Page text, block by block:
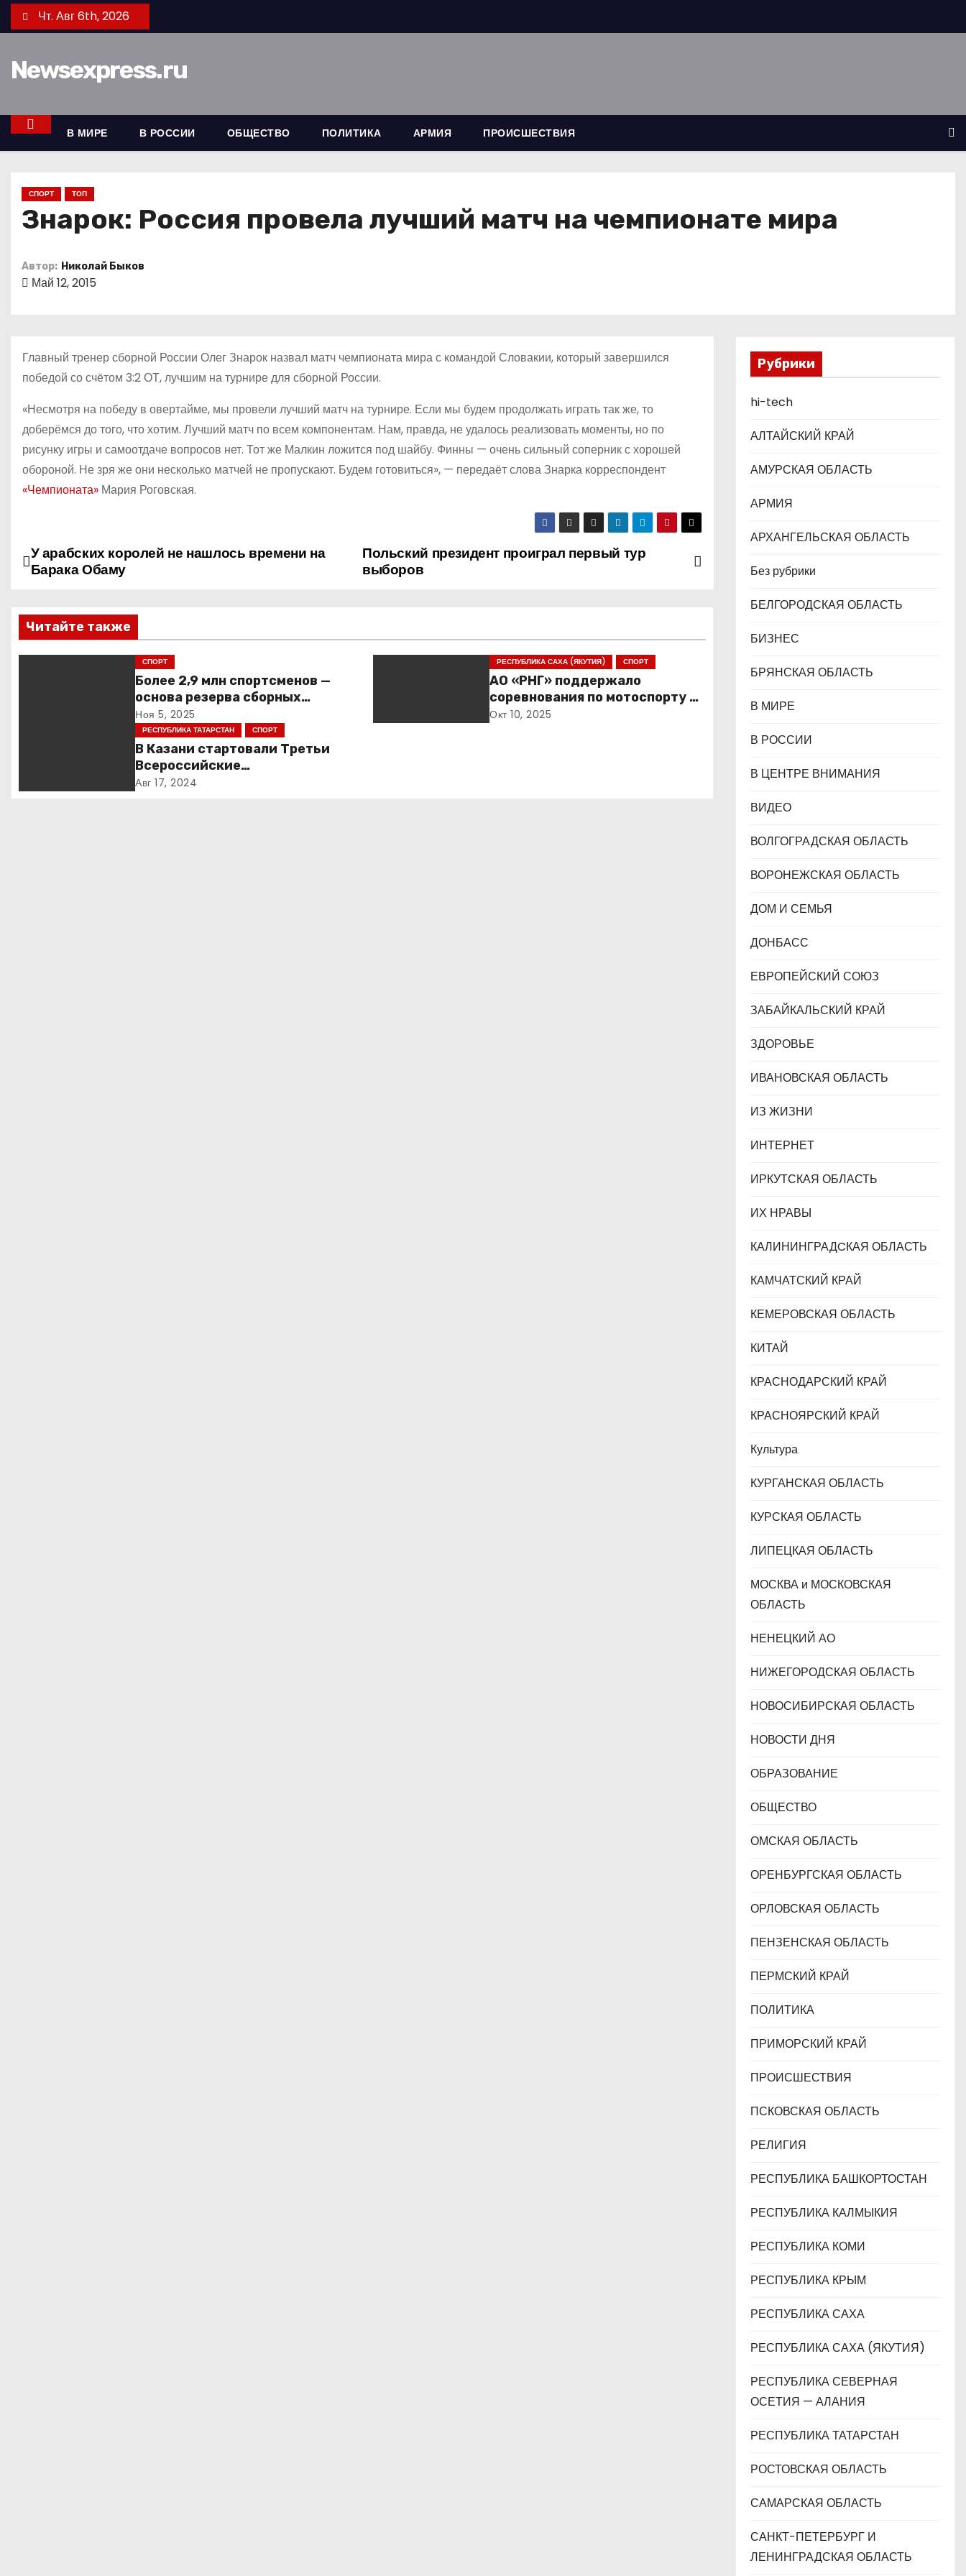
е
к
Чт. Авг 6th, 2026
Newsexpress.ru
В МИРЕ В РОССИИ ОБЩЕСТВО ПОЛИТИКА АРМИЯ ПРОИСШЕСТВИЯ
СПОРТ ТОП
Знарок: Россия провела лучший матч на чемпионате мира
Автор: Николай Быков
Май 12, 2015
Главный тренер сборной России Олег Знарок назвал матч чемпионата мира с командой Словакии, который завершился
победой со счётом 3:2 ОТ, лучшим на турнире для сборной России.
«Несмотря на победу в овертайме, мы провели лучший матч на турнире. Если мы будем продолжать играть так же, то
доберёмся до того, что хотим. Лучший матч по всем компонентам. Нам, правда, не удалось реализовать моменты, но по
рисунку игры и самоотдаче вопросов нет. Тот же Малкин ложится под шайбу. Финны — очень сильный соперник с хорошей
обороной. Не зря же они несколько матчей не пропускают. Будем готовиться», — передаёт слова Знарка корреспондент
«Чемпионата» Мария Роговская.
Н
в
и
я
Польский президент проиграл первый тур
выборов
У арабских королей не нашлось времени на
Барака Обаму
Читайте также
СПОРТ
Более 2,9 млн спортсменов —
основа резерва сборных
России
Ноя 5, 2025
РЕСПУБЛИКА САХА (ЯКУТИЯ) СПОРТ
АО «РНГ» поддержало
соревнования по мотоспорту в
Якутии
Окт 10, 2025
РЕСПУБЛИКА ТАТАРСТАН СПОРТ
В Казани стартовали Третьи
Всероссийские
Трансплантационные Игры
Авг 17, 2024
Рубрики
hi-tech
АЛТАЙСКИЙ КРАЙ
АМУРСКАЯ ОБЛАСТЬ
АРМИЯ
АРХАНГЕЛЬСКАЯ ОБЛАСТЬ
Без рубрики
БЕЛГОРОДСКАЯ ОБЛАСТЬ
БИЗНЕС
БРЯНСКАЯ ОБЛАСТЬ
В МИРЕ
В РОССИИ
В ЦЕНТРЕ ВНИМАНИЯ
ВИДЕО
ВОЛГОГРАДСКАЯ ОБЛАСТЬ
ВОРОНЕЖСКАЯ ОБЛАСТЬ
ДОМ И СЕМЬЯ
ДОНБАСС
ЕВРОПЕЙСКИЙ СОЮЗ
ЗАБАЙКАЛЬСКИЙ КРАЙ
ЗДОРОВЬЕ
ИВАНОВСКАЯ ОБЛАСТЬ
ИЗ ЖИЗНИ
ИНТЕРНЕТ
ИРКУТСКАЯ ОБЛАСТЬ
ИХ НРАВЫ
КАЛИНИНГРАДCКАЯ ОБЛАСТЬ
КАМЧАТСКИЙ КРАЙ
КЕМЕРОВСКАЯ ОБЛАСТЬ
КИТАЙ
КРАСНОДАРСКИЙ КРАЙ
КРАСНОЯРСКИЙ КРАЙ
Культура
КУРГАНСКАЯ ОБЛАСТЬ
КУРСКАЯ ОБЛАСТЬ
ЛИПЕЦКАЯ ОБЛАСТЬ
МОСКВА и МОСКОВСКАЯ
ОБЛАСТЬ
НЕНЕЦКИЙ АО
НИЖЕГОРОДСКАЯ ОБЛАСТЬ
НОВОСИБИРСКАЯ ОБЛАСТЬ
НОВОСТИ ДНЯ
ОБРАЗОВАНИЕ
ОБЩЕСТВО
ОМСКАЯ ОБЛАСТЬ
ОРЕНБУРГСКАЯ ОБЛАСТЬ
ОРЛОВСКАЯ ОБЛАСТЬ
ПЕНЗЕНСКАЯ ОБЛАСТЬ
ПЕРМСКИЙ КРАЙ
ПОЛИТИКА
ПРИМОРСКИЙ КРАЙ
ПРОИСШЕСТВИЯ
ПСКОВСКАЯ ОБЛАСТЬ
РЕЛИГИЯ
РЕСПУБЛИКА БАШКОРТОСТАН
РЕСПУБЛИКА КАЛМЫКИЯ
РЕСПУБЛИКА КОМИ
РЕСПУБЛИКА КРЫМ
РЕСПУБЛИКА САХА
РЕСПУБЛИКА САХА (ЯКУТИЯ)
РЕСПУБЛИКА СЕВЕРНАЯ
ОСЕТИЯ — АЛАНИЯ
РЕСПУБЛИКА ТАТАРСТАН
РОСТОВСКАЯ ОБЛАСТЬ
САМАРСКАЯ ОБЛАСТЬ
САНКТ-ПЕТЕРБУРГ И
ЛЕНИНГРАДСКАЯ ОБЛАСТЬ